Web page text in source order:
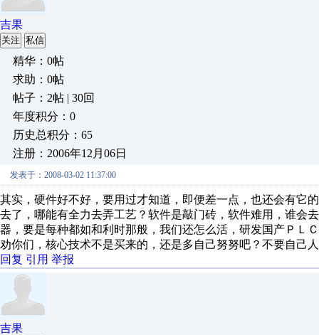
吉果
关注 私信
精华：0帖
求助：0帖
帖子：2帖 | 30回
年度积分：0
历史总积分：65
注册：2006年12月06日
发表于：2008-03-02 11:37:00
其实，硬件好不好，要用过才知道，即便差一点，也还会有它
去了，哪能有全力去弄工艺？软件是敲门砖，软件难用，谁会
器，要是每种都如和利时那般，我们还怎么活，研发国产ＰＬ
劝你们，核心技术不是买来的，还是多自己努努吧？不要自己
回复 引用 举报
吉果